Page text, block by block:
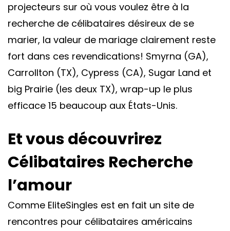
projecteurs sur où vous voulez être à la
recherche de célibataires désireux de se
marier, la valeur de mariage clairement reste
fort dans ces revendications! Smyrna (GA),
Carrollton (TX), Cypress (CA), Sugar Land et
big Prairie (les deux TX), wrap-up le plus
efficace 15 beaucoup aux États-Unis.
Et vous découvrirez
Célibataires Recherche
l’amour
Comme EliteSingles est en fait un site de
rencontres pour célibataires américains